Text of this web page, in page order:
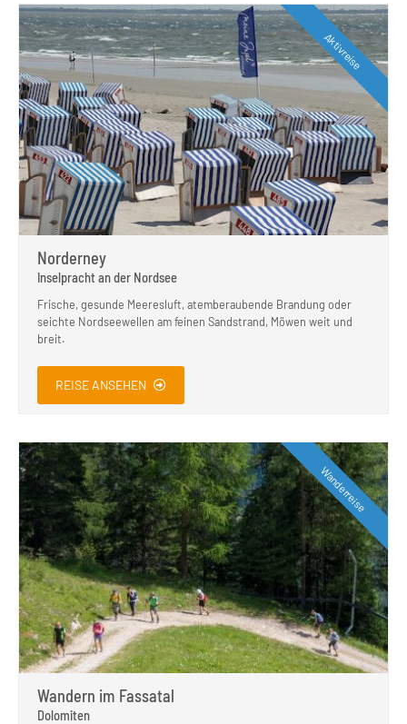
Aktivreise
Norderney
Inselpracht an der Nordsee
Frische, gesunde Meeresluft, atemberaubende Brandung oder
seichte Nordseewellen am feinen Sandstrand, Möwen weit und
breit.
REISE ANSEHEN
Wanderreise
Wandern im Fassatal
Dolomiten